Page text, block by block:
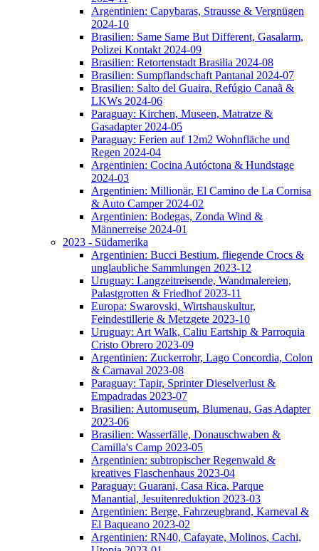
Argentinien: Capybaras, Strausse & Vergnügen
2024-10
Brasilien: Same Same But Different, Gasalarm,
Polizei Kontakt 2024-09
Brasilien: Retortenstadt Brasilia 2024-08
Brasilien: Sumpflandschaft Pantanal 2024-07
Brasilien: Salto del Guaira, Refúgio Canaã &
LKWs 2024-06
Paraguay: Kirchen, Museen, Matratze &
Gasadapter 2024-05
Paraguay: Ferien auf 12m2 Wohnfläche und
Regen 2024-04
Argentinien: Cocina Autóctona & Hundstage
2024-03
Argentinien: Millionär, El Camino de La Cornisa
& Auto Camper 2024-02
Argentinien: Bodegas, Zonda Wind &
Männerreise 2024-01
2023 - Südamerika
Argentinien: Bucci Bestium, fliegende Crocs &
unglaubliche Sammlungen 2023-12
Uruguay: Langzeitreisende, Wandmalereien,
Palastgrotten & Friedhof 2023-11
Europa: Swarovski, Wirtshauskultur,
Feindestillerie & Metzgete 2023-10
Uruguay: Art Walk, Caliu Eartship & Parroquia
Cristo Obrero 2023-09
Argentinien: Zuckerrohr, Lago Concordia, Colon
& Carnaval 2023-08
Paraguay: Tapir, Sprinter Dieselverlust &
Empadradas 2023-07
Brasilien: Automuseum, Blumenau, Gas Adapter
2023-06
Brasilien: Wasserfälle, Donauschwaben &
Camilla's Camp 2023-05
Argentinien: subtropischer Regenwald &
kreatives Flaschenhaus 2023-04
Paraguay: Guarani, Casa Rica, Parque
Manantial, Jesuitenreduktion 2023-03
Argentinien: Berge, Fahrzeugbrand, Karneval &
El Baqueano 2023-02
Argentinien: RN40, Cafayate, Molinos, Cachi,